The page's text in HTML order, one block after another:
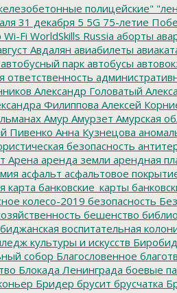
полицейские"
31 декабря 5 5G 75-летие
Wi-Fi WorldSkills Russia аборты
Авдалян авиабилеты
автобусный парк автобусы
ответственность
Александр Головатый
Филиппова Алексей
Амур Амурзет Амурская
Пивенко Анна Кузнецова
безопасность
Арена аренда земли арендная
асфальт асфальтовое
карта банковские_карты
колесо-2019 безопасность
бешенство
воспитательная
культуры и искусств
собор Благословенное
Блокада Ленинграда боевые
Бридер брусит брусчатка